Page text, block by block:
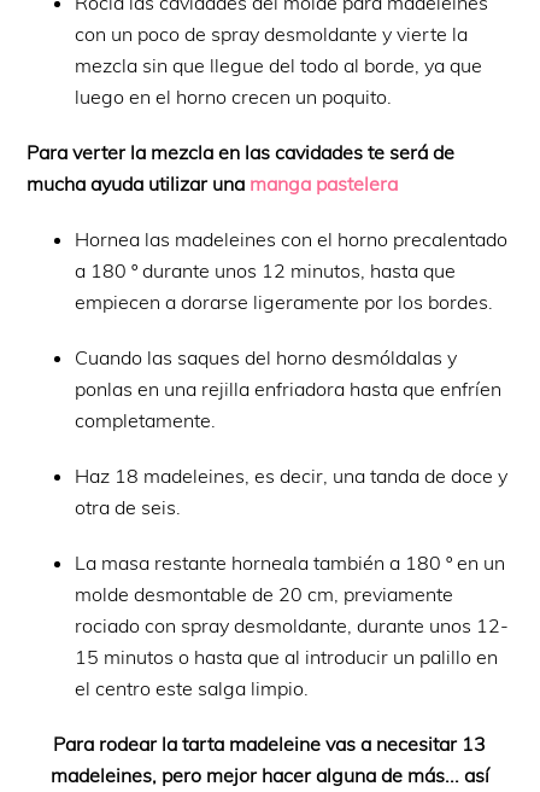
con un poco de spray desmoldante y vierte la
mezcla sin que llegue del todo al borde, ya que
luego en el horno crecen un poquito.
Para verter la mezcla en las cavidades te será de
mucha ayuda utilizar una manga pastelera
Hornea las madeleines con el horno precalentado
a 180 º durante unos 12 minutos, hasta que
empiecen a dorarse ligeramente por los bordes.
Cuando las saques del horno desmóldalas y
ponlas en una rejilla enfriadora hasta que enfríen
completamente.
Haz 18 madeleines, es decir, una tanda de doce y
otra de seis.
La masa restante horneala también a 180 º en un
molde desmontable de 20 cm, previamente
rociado con spray desmoldante, durante unos 12-
15 minutos o hasta que al introducir un palillo en
el centro este salga limpio.
Para rodear la tarta madeleine vas a necesitar 13
madeleines, pero mejor hacer alguna de más... así